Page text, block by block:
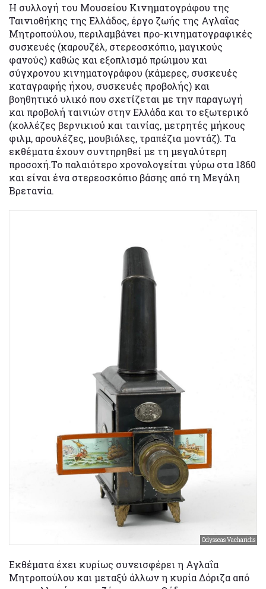
Η συλλογή του Μουσείου Κινηματογράφου της
Ταινιοθήκης της Ελλάδος, έργο ζωής της Αγλαΐας
Μητροπούλου, περιλαμβάνει προ-κινηματογραφικές
συσκευές (καρουζέλ, στερεοσκόπιο, μαγικούς
φανούς) καθώς και εξοπλισμό πρώιμου και
σύγχρονου κινηματογράφου (κάμερες, συσκευές
καταγραφής ήχου, συσκευές προβολής) και
βοηθητικό υλικό που σχετίζεται με την παραγωγή
και προβολή ταινιών στην Ελλάδα και το εξωτερικό
(κολλέζες βερνικιού και ταινίας, μετρητές μήκους
φιλμ, αρουλέζες, μουβιόλες, τραπέζια μοντάζ). Τα
εκθέματα έχουν συντηρηθεί με τη μεγαλύτερη
προσοχή.Το παλαιότερο χρονολογείται γύρω στα 1860
και είναι ένα στερεοσκόπιο βάσης από τη Μεγάλη
Βρετανία.
Odysseas Vacharidis
Εκθέματα έχει κυρίως συνεισφέρει η Αγλαΐα
Μητροπούλου και μεταξύ άλλων η κυρία Δόριζα από